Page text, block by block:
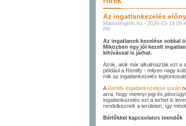
Az ingatlankezelés
Marketinginfo.hu - 2026-03-13
PR
Az ingatlanok kezelése sokkal
Miközben egy jól kezelt
kihívással is járhat.
Azok, akik már alkalmazták ezt a
például a Rentify - milyen nagy
mik az ingatlankezelés
A Rentify ingatlankezelése során
arra, hogy mennyi jogi és
ingatlankezelés ezt a terhet is
rendelkeznek a területen, így
Bérlőkkel kapcsolatos teendők